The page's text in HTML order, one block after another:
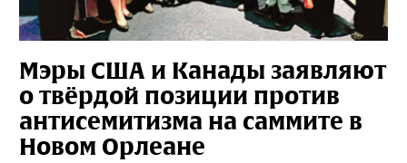
Мэры США и Канады заявляют
о твёрдой позиции против
антисемитизма на саммите в
Новом Орлеане